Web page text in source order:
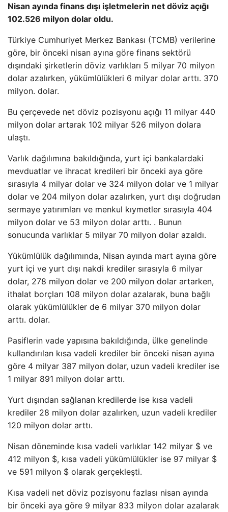
Nisan ayında finans dışı işletmelerin net döviz açığı
102.526 milyon dolar oldu.
Türkiye Cumhuriyet Merkez Bankası (TCMB) verilerine
göre, bir önceki nisan ayına göre finans sektörü
dışındaki şirketlerin döviz varlıkları 5 milyar 70 milyon
dolar azalırken, yükümlülükleri 6 milyar dolar arttı. 370
milyon. dolar.
Bu çerçevede net döviz pozisyonu açığı 11 milyar 440
milyon dolar artarak 102 milyar 526 milyon dolara
ulaştı.
Varlık dağılımına bakıldığında, yurt içi bankalardaki
mevduatlar ve ihracat kredileri bir önceki aya göre
sırasıyla 4 milyar dolar ve 324 milyon dolar ve 1 milyar
dolar ve 204 milyon dolar azalırken, yurt dışı doğrudan
sermaye yatırımları ve menkul kıymetler sırasıyla 404
milyon dolar ve 53 milyon dolar arttı. . Bunun
sonucunda varlıklar 5 milyar 70 milyon dolar azaldı.
Yükümlülük dağılımında, Nisan ayında mart ayına göre
yurt içi ve yurt dışı nakdi krediler sırasıyla 6 milyar
dolar, 278 milyon dolar ve 200 milyon dolar artarken,
ithalat borçları 108 milyon dolar azalarak, buna bağlı
olarak yükümlülükler de 6 milyar 370 milyon dolar
arttı. dolar.
Pasiflerin vade yapısına bakıldığında, ülke genelinde
kullandırılan kısa vadeli krediler bir önceki nisan ayına
göre 4 milyar 387 milyon dolar, uzun vadeli krediler ise
1 milyar 891 milyon dolar arttı.
Yurt dışından sağlanan kredilerde ise kısa vadeli
krediler 28 milyon dolar azalırken, uzun vadeli krediler
120 milyon dolar arttı.
Nisan döneminde kısa vadeli varlıklar 142 milyar $ ve
412 milyon $, kısa vadeli yükümlülükler ise 97 milyar $
ve 591 milyon $ olarak gerçekleşti.
Kısa vadeli net döviz pozisyonu fazlası nisan ayında
bir önceki aya göre 9 milyar 833 milyon dolar azalarak